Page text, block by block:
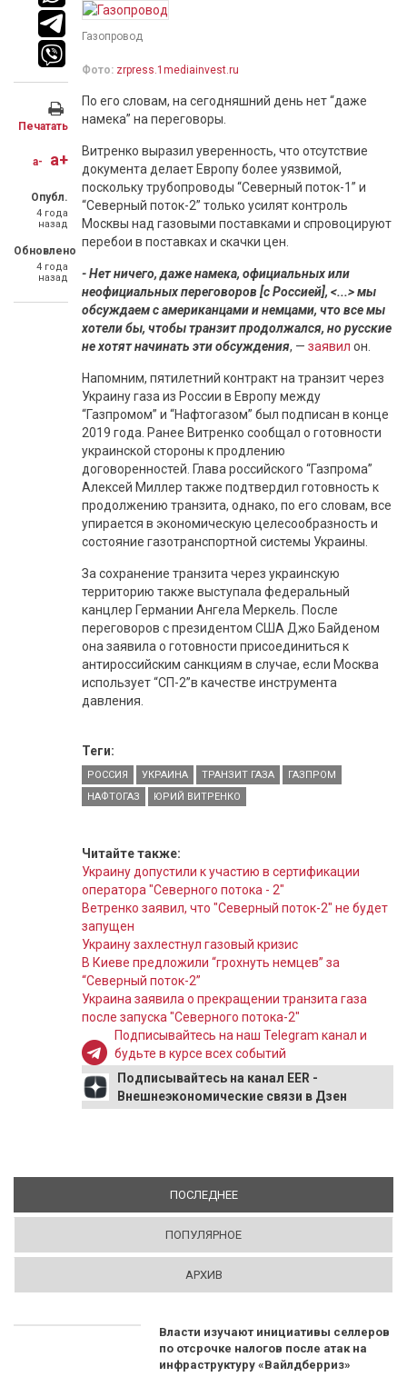
Печатать
a- a+
Опубл.
4 года
назад
Обновлено
4 года
назад
Газопровод
Фото: zrpress.1mediainvest.ru
По его словам, на сегодняшний день нет “даже
намека” на переговоры.
Витренко выразил уверенность, что отсутствие
документа делает Европу более уязвимой,
поскольку трубопроводы “Северный поток-1” и
“Северный поток-2” только усилят контроль
Москвы над газовыми поставками и спровоцируют
перебои в поставках и скачки цен.
- Нет ничего, даже намека, официальных или
неофициальных переговоров [с Россией], <...> мы
обсуждаем с американцами и немцами, что все мы
хотели бы, чтобы транзит продолжался, но русские
не хотят начинать эти обсуждения, — заявил он.
Напомним, пятилетний контракт на транзит через
Украину газа из России в Европу между
“Газпромом” и “Нафтогазом” был подписан в конце
2019 года. Ранее Витренко сообщал о готовности
украинской стороны к продлению
договоренностей. Глава российского “Газпрома”
Алексей Миллер также подтвердил готовность к
продолжению транзита, однако, по его словам, все
упирается в экономическую целесообразность и
состояние газотранспортной системы Украины.
За сохранение транзита через украинскую
территорию также выступала федеральный
канцлер Германии Ангела Меркель. После
переговоров с президентом США Джо Байденом
она заявила о готовности присоединиться к
антироссийским санкциям в случае, если Москва
использует “СП-2”в качестве инструмента
давления.
Теги:
РОССИЯ УКРАИНА ТРАНЗИТ ГАЗА
ГАЗПРОМ
НАФТОГАЗ
ЮРИЙ ВИТРЕНКО
Читайте также:
Украину допустили к участию в сертификации
оператора "Северного потока - 2"
Ветренко заявил, что "Северный поток-2" не будет
запущен
Украину захлестнул газовый кризис
В Киеве предложили “грохнуть немцев” за
“Северный поток-2”
Украина заявила о прекращении транзита газа
после запуска "Северного потока-2"
Подписывайтесь на наш Telegram канал и
будьте в курсе всех событий
Подписывайтесь на канал EER -
Внешнеэкономические связи в Дзен
ПОСЛЕДНЕЕ(АКТИВНАЯ ВКЛАДКА)
ПОПУЛЯРНОЕ
АРХИВ
Власти изучают инициативы селлеров
по отсрочке налогов после атак на
инфраструктуру «Вайлдберриз»